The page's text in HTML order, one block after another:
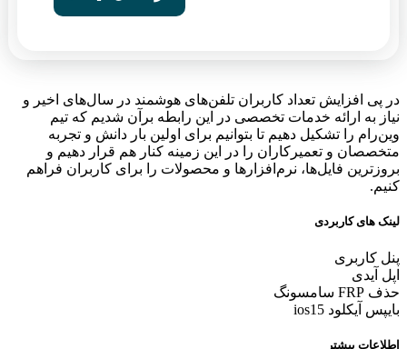
در پی افزایش تعداد کاربران تلفن‌های هوشمند در سال‌های اخیر و
نیاز به ارائه خدمات تخصصی در این رابطه برآن شدیم که تیم
وین‌رام را تشکیل دهیم تا بتوانیم برای اولین بار دانش و تجربه
متخصصان و تعمیرکاران را در این زمینه کنار هم قرار دهیم و
بروزترین فایل‌ها، نرم‌افزارها و محصولات را برای کاربران فراهم
کنیم.
لینک های کاربردی
پنل کاربری
اپل آیدی
حذف FRP سامسونگ
بایپس آیکلود ios15
اطلاعات بیشتر